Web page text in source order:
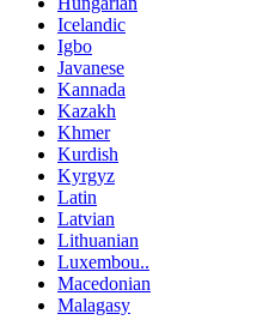
Icelandic
Igbo
Javanese
Kannada
Kazakh
Khmer
Kurdish
Kyrgyz
Latin
Latvian
Lithuanian
Luxembou..
Macedonian
Malagasy